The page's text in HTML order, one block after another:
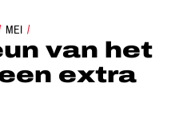
MEI IS EEN EXTRA PLUSPUNT’
van het
extra